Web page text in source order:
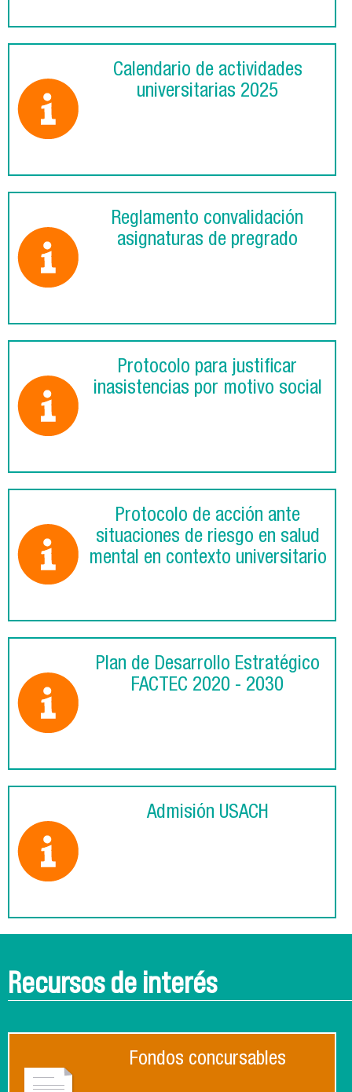
Calendario de actividades
universitarias 2025
Reglamento convalidación
asignaturas de pregrado
Protocolo para justificar
inasistencias por motivo social
Protocolo de acción ante
situaciones de riesgo en salud
mental en contexto universitario
Plan de Desarrollo Estratégico
FACTEC 2020 - 2030
Admisión USACH
Recursos de interés
Fondos concursables